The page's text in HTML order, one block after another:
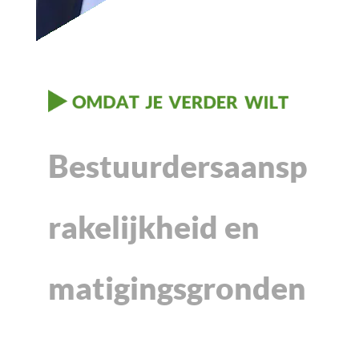
Bestuurdersaansp
rakelijkheid en
matigingsgronden